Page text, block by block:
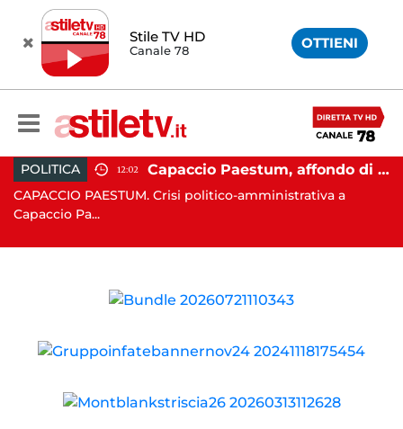
Stile TV HD
Canale 78 OTTIENI
POLITICA 12:02 Capaccio Paestum, affondo di Forza Italia: "Paolino è arrivato al capolinea"
CAPACCIO PAESTUM. Crisi politico-amministrativa a
Capaccio Pa...